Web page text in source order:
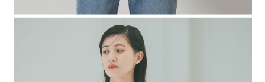
５．嚴禁一人註冊多個帳號或使用他人資訊註冊。若發現惡意使用之情形，
恩沛科技股份有限公司將有權停止該用戶之使用額度並採取法律行動。